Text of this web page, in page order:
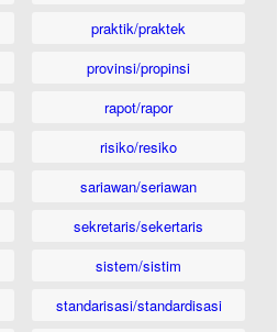
praktik/praktek
provinsi/propinsi
rapot/rapor
risiko/resiko
sariawan/seriawan
sekretaris/sekertaris
sistem/sistim
standarisasi/standardisasi